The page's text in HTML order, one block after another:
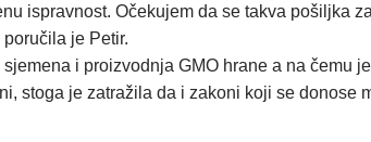
ispravnost. Očekujem da se takva pošiljka
je Petir.
i proizvodnja GMO hrane a na čemu
stoga je zatražila da i zakoni koji se donose